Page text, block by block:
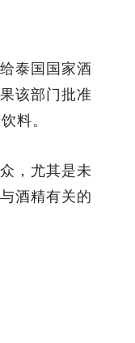
泰国国家酒
该部门批准
料。
，尤其是未
酒精有关的